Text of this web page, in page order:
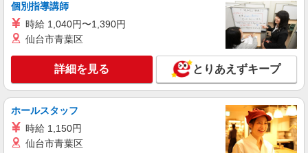
詳細を見る
派遣社員
株式会社kotrio /●SZ-H-1346520
一生モノの「経験」が手に入る＊。静岡駅周辺
のデイサービス
時給1500円〜2125円 ＜日払い有/週払い有/交
個別指導講師
時給 1,040円〜1,390円
仙台市青葉区
詳細を見る とりあえずキープ
ホールスタッフ
時給 1,150円
仙台市青葉区